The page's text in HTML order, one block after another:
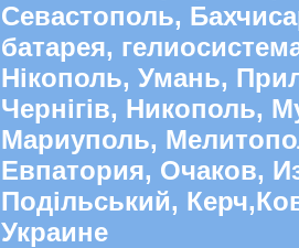
Севастополь,
батарея,
Нікополь, Умань,
Чернігів, Никополь,
Мариуполь,
Евпатория, Очаков,
Подільський,
Украине